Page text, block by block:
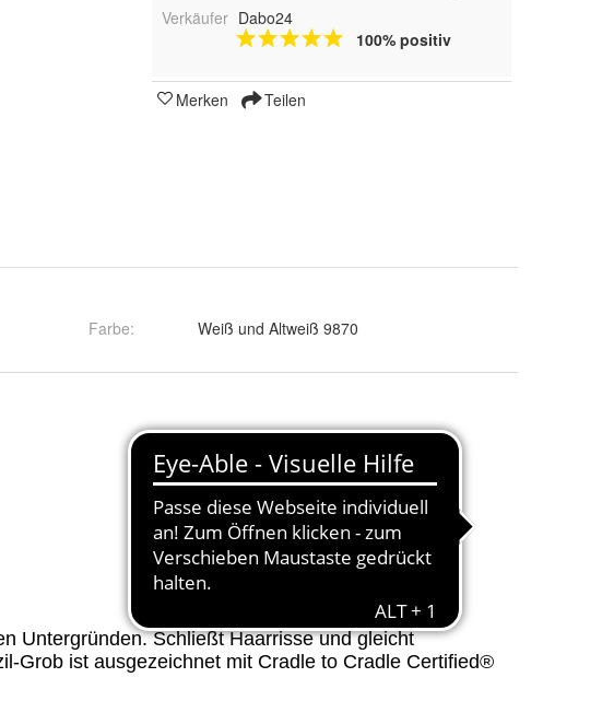
Verkäufer Dabo24
100% positiv
Merken Teilen
Farbe: Weiß und Altweiß 9870